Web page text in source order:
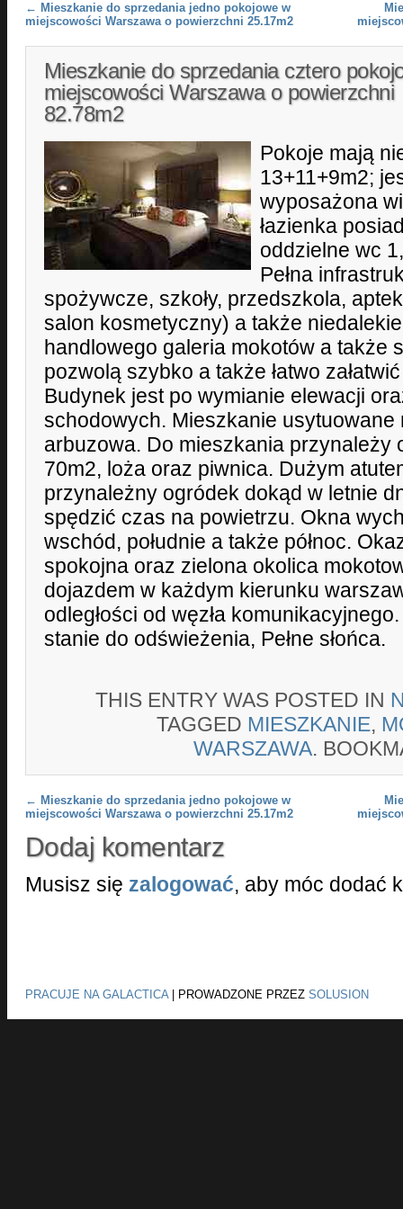
Post navigation
← Mieszkanie do sprzedania jedno pokojowe w
miejscowości Warszawa o powierzchni 25.17m2
Mieszkanie do sprzedania cztero
miejscowości Warszawa o powierzchni
82.78m2
Pokoje mają
13+11+9m2;
wyposażona
łazienka
oddzielne wc
Pełna
spożywcze, szkoły, przedszkola,
salon kosmetyczny) a także
handlowego galeria mokotów a także
pozwolą szybko a także łatwo
Budynek jest po wymianie elewacji
schodowych. Mieszkanie usytuowane
arbuzowa. Do mieszkania przynależy
70m2, loża oraz piwnica. Dużym
przynależny ogródek dokąd w letnie
spędzić czas na powietrzu. Okna
wschód, południe a także północ.
spokojna oraz zielona okolica
dojazdem w każdym kierunku
odległości od węzła
stanie do odświeżenia, Pełne słońca.
THIS ENTRY WAS POSTED IN
TAGGED MIESZKANIE,
WARSZAWA.
Post navigation
← Mieszkanie do sprzedania jedno pokojowe w
miejscowości Warszawa o powierzchni 25.17m2
Dodaj komentarz
Musisz się zalogować, aby móc dodać
PRACUJE NA GALACTICA| PROWADZONE PRZEZ SOLUSION